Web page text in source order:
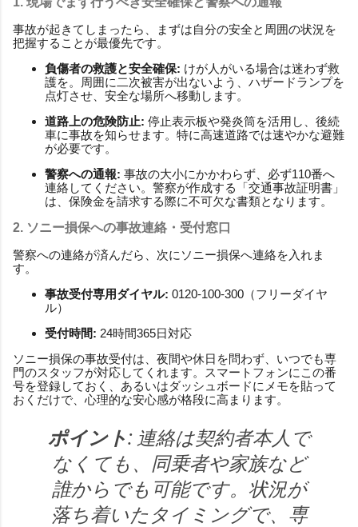
事故が起きてしまったら、まずは自分の安全と周囲の状況を
把握することが最優先です。
負傷者の救護と安全確保: けが人がいる場合は迷わず救
護を。周囲に二次被害が出ないよう、ハザードランプを
点灯させ、安全な場所へ移動します。
道路上の危険防止: 停止表示板や発炎筒を活用し、後続
車に事故を知らせます。特に高速道路では速やかな避難
が必要です。
警察への通報: 事故の大小にかかわらず、必ず110番へ
連絡してください。警察が作成する「交通事故証明書」
は、保険金を請求する際に不可欠な書類となります。
2. ソニー損保への事故連絡・受付窓口
警察への連絡が済んだら、次にソニー損保へ連絡を入れま
す。
事故受付専用ダイヤル: 0120-100-300（フリーダイヤ
ル）
受付時間: 24時間365日対応
ソニー損保の事故受付は、夜間や休日を問わず、いつでも専
門のスタッフが対応してくれます。スマートフォンにこの番
号を登録しておく、あるいはダッシュボードにメモを貼って
おくだけで、心理的な安心感が格段に高まります。
ポイント:連絡は契約者本人で
なくても、同乗者や家族など
誰からでも可能です。状況が
落ち着いたタイミングで、専